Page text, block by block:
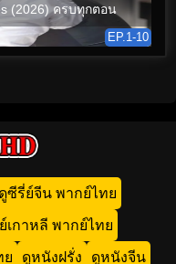
(2026) ครบทุกตอน
EP.1-10
ดูซีรี่ย์จีน พากย์ไทย
เกาหลี พากย์ไทย
ย ดูหนังฝรั่ง ดูหนังจีน